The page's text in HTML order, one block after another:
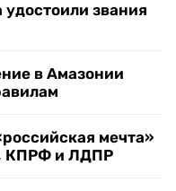
звания
в Амазонии
мечта»
КПРФ и ЛДПР